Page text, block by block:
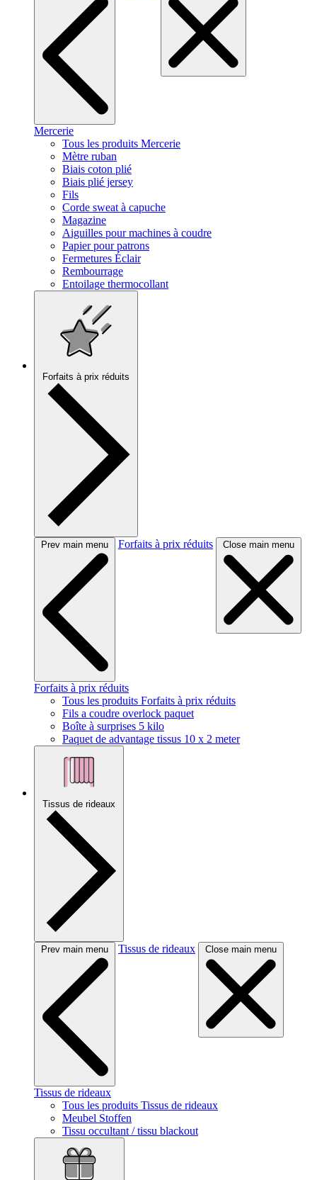
Mercerie
Tous les produits Mercerie
Mètre ruban
Biais coton plié
Biais plié jersey
Fils
Corde sweat à capuche
Magazine
Aiguilles pour machines à coudre
Papier pour patrons
Fermetures Éclair
Rembourrage
Entoilage thermocollant
Forfaits à prix réduits
Prev main menu Forfaits à prix réduits Close main menu
Forfaits à prix réduits
Tous les produits Forfaits à prix réduits
Fils a coudre overlock paquet
Boîte à surprises 5 kilo
Paquet de advantage tissus 10 x 2 meter
Tissus de rideaux
Prev main menu Tissus de rideaux Close main menu
Tissus de rideaux
Tous les produits Tissus de rideaux
Meubel Stoffen
Tissu occultant / tissu blackout